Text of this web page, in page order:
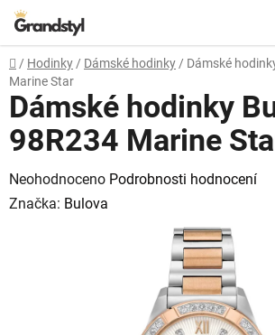
Přejít na obsah
Domů
/ Hodinky / Dámské hodinky / Dámské
Marine Star
Dámské hodinky
98R234 Marine
Průměrné hodnocení produktu je 0,0 z 5
Neohodnoceno Podrobnosti hodnocení
Značka: Bulova